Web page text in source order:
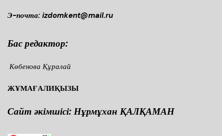
Э-почта: izdomkent@mail.ru
Бас редактор:
Көбенова Құралай
ЖҰМАҒАЛИҚЫЗЫ
Сайт әкімшісі: Нұрмұхан ҚАЛҚАМАН